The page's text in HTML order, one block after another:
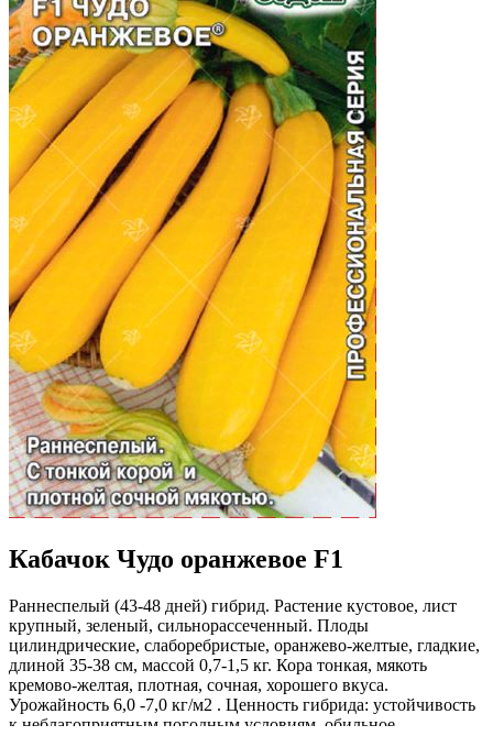
Кабачок Чудо оранжевое F1
Раннеспелый (43-48 дней) гибрид. Растение кустовое, лист
крупный, зеленый, сильнорассеченный. Плоды
цилиндрические, слаборебристые, оранжево-желтые, гладкие,
длиной 35-38 см, массой 0,7-1,5 кг. Кора тонкая, мякоть
кремово-желтая, плотная, сочная, хорошего вкуса.
Урожайность 6,0 -7,0 кг/м2 . Ценность гибрида: устойчивость
к неблагоприятным погодным условиям, обильное